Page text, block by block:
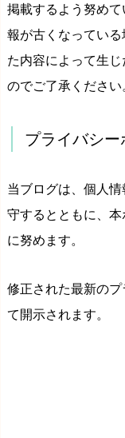
掲載するよう努め
報が古くなってい
た内容によって生
のでご了承ください
プライバシ
当ブログは、個人
守するとともに、
に努めます。
修正された最新の
て開示されます。